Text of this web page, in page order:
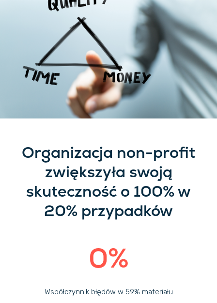
Organizacja non-profit
zwiększyła swoją
skuteczność o 100% w
20% przypadków
0%
Współczynnik błędów w 59% materiału